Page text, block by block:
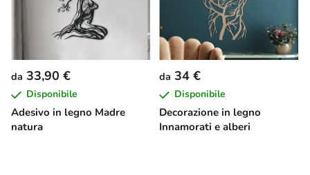
Adesivo in legno Madre
natura
da 33,90 €
Disponibile
Decorazione in legno
Innamorati e alberi
da 34 €
Disponibile